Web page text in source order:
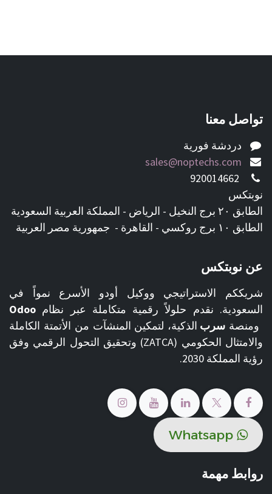
تواصل معنا
دردشة فورية
sales@noptechs.com
نوبتكس
الطابق ٢٠ برج النخيل - الرياض - المملكة العربية السعودية
الطابق ١٠ برج روكسي - القاهرة - جمهورية مصر العربية
عن نوبتكس
شريككم الاستراتيجي ووكيل أودو الأسرع نمواً في
السعودية. نقدم حلولاً رقمية متكاملة عبر نظام Odoo
ومنصة سرب الذكية، لتمكين المنشآت من الأتمتة الكاملة
والامتثال الحكومي (ZATCA) وتحقيق التحول الرقمي وفق
رؤية المملكة 2030.
روابط مهمة